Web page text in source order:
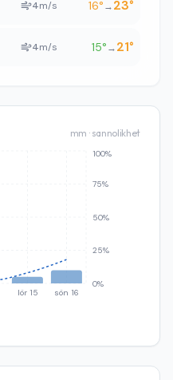
4m/s 16°→23°
4m/s 15°→21°
mm · sannolikhet
lör 15 sön 16
0%
25%
50%
75%
100%